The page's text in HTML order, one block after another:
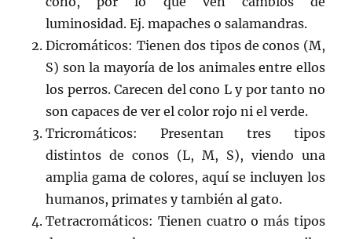
luminosidad. Ej. mapaches o salamandras.
Dicromáticos: Tienen dos tipos de conos (M,
S) son la mayoría de los animales entre ellos
los perros. Carecen del cono L y por tanto no
son capaces de ver el color rojo ni el verde.
Tricromáticos: Presentan tres tipos
distintos de conos (L, M, S), viendo una
amplia gama de colores, aquí se incluyen los
humanos, primates y también al gato.
Tetracromáticos: Tienen cuatro o más tipos